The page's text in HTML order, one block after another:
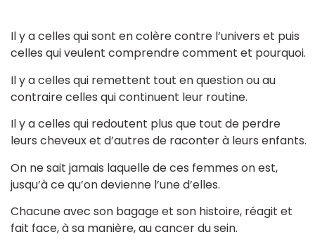
Il y a celles qui sont en colère contre l’univers et puis
celles qui veulent comprendre comment et pourquoi.
Il y a celles qui remettent tout en question ou au
contraire celles qui continuent leur routine.
Il y a celles qui redoutent plus que tout de perdre
leurs cheveux et d’autres de raconter à leurs enfants.
On ne sait jamais laquelle de ces femmes on est,
jusqu’à ce qu’on devienne l’une d’elles.
Chacune avec son bagage et son histoire, réagit et
fait face, à sa manière, au cancer du sein.